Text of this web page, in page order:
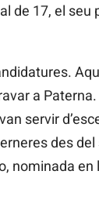
de 17, el
a Paterna.
servir
des
nominada